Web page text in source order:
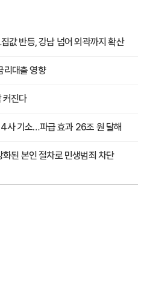
값 반등, 강남 넘어 외곽까지 확산
리대출 영향
커진다
사 기소…파급 효과 26조 원 달해
된 본인 절차로 민생범죄 차단